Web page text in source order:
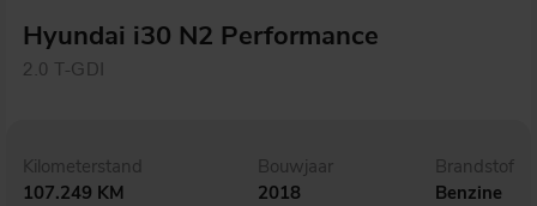
Hyundai i30 N2 Performance
2.0 T-GDI
Kilometerstand
107.249 KM
Bouwjaar
2018
Brandstof
Benzine